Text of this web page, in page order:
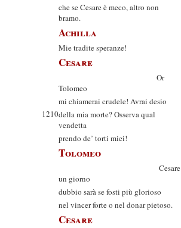
che se Cesare è meco, altro non
bramo.
Achilla
Mie tradite speranze!
Cesare
Or
Tolomeo
mi chiamerai crudele! Avrai desio
1210della mia morte? Osserva qual
vendetta
prendo de’ torti miei!
Tolomeo
Cesare
un giorno
dubbio sarà se fosti più glorioso
nel vincer forte o nel donar pietoso.
Cesare